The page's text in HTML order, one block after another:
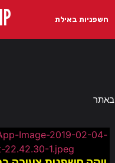
חשפניות באילת